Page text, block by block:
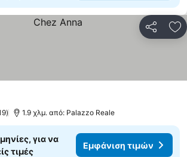
1.9 χλμ. από: Palazzo Reale
για να
τιμές
Εμφάνιση τιμών